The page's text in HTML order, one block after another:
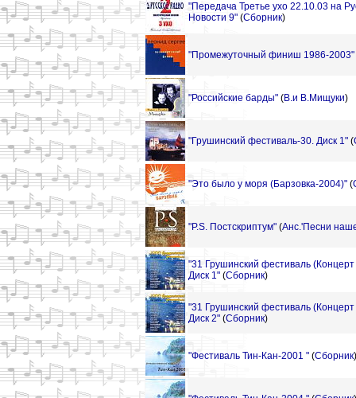
"Передача Третье ухо 22.10.03 на
Новости 9" (Сборник)
"Промежуточный финиш 1986-2003"
"Российские барды" (В.и В.Мищуки)
"Грушинский фестиваль-30. Диск 1" (
"Это было у моря (Барзовка-2004)" (
"P.S. Постскриптум" (Анс.'Песни
"31 Грушинский фестиваль
Диск 1" (Сборник)
"31 Грушинский фестиваль
Диск 2" (Сборник)
"Фестиваль Тин-Кан-2001 " (Сборник)